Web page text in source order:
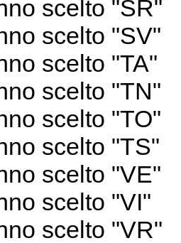
scelto "SR"
scelto "SV"
scelto "TA"
scelto "TN"
scelto "TO"
scelto "TS"
scelto "VE"
scelto "VI"
scelto "VR"